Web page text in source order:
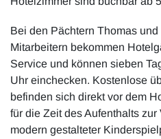
Bei den Pächtern Thomas
Mitarbeitern bekommen
Service und können sieben
Uhr einchecken. Kostenlose
befinden sich direkt vor dem
für die Zeit des Aufenthalts
modern gestalteter